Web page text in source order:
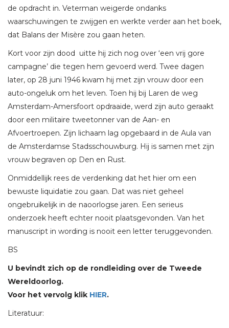
de opdracht in. Veterman weigerde ondanks
waarschuwingen te zwijgen en werkte verder aan het boek,
dat Balans der Misère zou gaan heten.
Kort voor zijn dood uitte hij zich nog over ‘een vrij gore
campagne’ die tegen hem gevoerd werd. Twee dagen
later, op 28 juni 1946 kwam hij met zijn vrouw door een
auto-ongeluk om het leven. Toen hij bij Laren de weg
Amsterdam-Amersfoort opdraaide, werd zijn auto geraakt
door een militaire tweetonner van de Aan- en
Afvoertroepen. Zijn lichaam lag opgebaard in de Aula van
de Amsterdamse Stadsschouwburg. Hij is samen met zijn
vrouw begraven op Den en Rust.
Onmiddellijk rees de verdenking dat het hier om een
bewuste liquidatie zou gaan. Dat was niet geheel
ongebruikelijk in de naoorlogse jaren. Een serieus
onderzoek heeft echter nooit plaatsgevonden. Van het
manuscript in wording is nooit een letter teruggevonden.
BS
U bevindt zich op de rondleiding over de Tweede
Wereldoorlog.
Voor het vervolg klik HIER.
Literatuur: